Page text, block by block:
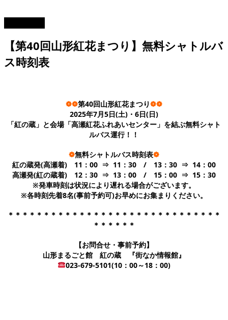
【第40回山形紅花まつり】無料シャトルバ
ス時刻表
❁❁第40回山形紅花まつり❁❁
2025年7月5日(土)・6日(日)
「紅の蔵」と会場「高瀬紅花ふれあいセンター」を結ぶ無料シャト
ルバス運行！！
❁無料シャトルバス時刻表❁
紅の蔵発(高瀬着) 11：00 ⇒ 11：30 / 13：30 ⇒ 14：00
高瀬発(紅の蔵着) 12：30 ⇒ 13：00 / 15：00 ⇒ 15：30
※発車時刻は状況により遅れる場合がございます。
※各時刻先着8名(事前予約可)お早めにお集まりください。
＊＊＊＊＊＊＊＊＊＊＊＊＊＊＊＊＊＊＊＊＊＊＊＊＊＊＊＊＊＊
＊＊＊＊＊＊
【お問合せ・事前予約】
山形まるごと館 紅の蔵 『街なか情報館』
023-679-5101(10：00～18：00)